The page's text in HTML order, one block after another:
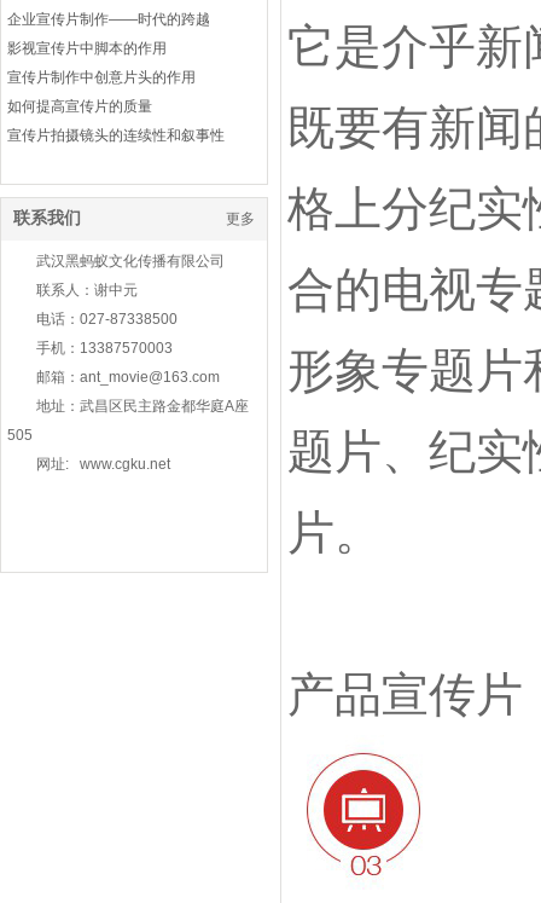
企业宣传片制作——时代的跨越
影视宣传片中脚本的作用
宣传片制作中创意片头的作用
如何提高宣传片的质量
宣传片拍摄镜头的连续性和叙事性
企业宣传片制作前需要哪些准备步骤
广告宣传片制作效果如何进行评估？
宣传片是怎么制作的？
怎么做好武汉广告宣传片制作
武汉公司宣传片制作有哪些作用？
武汉广告宣传片拍摄应该如何进行？
武汉企业宣传片拍摄有哪些作用？
武汉高清宣传片制作的意义
联系我们 更多
武汉黑蚂蚁文化传播有限公司
联系人：谢中元
电话：027-87338500
手机：13387570003
邮箱：ant_movie@163.com
地址：武昌区民主路金都华庭A座
505
网址: www.cgku.net
它是介乎新
既要有新
格上分纪实
合的电视专
形象专题片
题片、纪实
片。
产品宣传片